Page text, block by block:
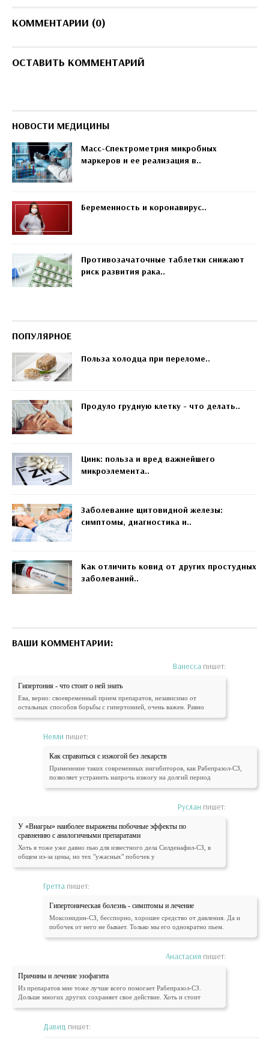
КОММЕНТАРИИ (0)
ОСТАВИТЬ КОММЕНТАРИЙ
НОВОСТИ МЕДИЦИНЫ
Масс-Спектрометрия микробных
маркеров и ее реализация в..
Беременность и коронавирус..
Противозачаточные таблетки снижают
риск развития рака..
ПОПУЛЯРНОЕ
Польза холодца при переломе..
Продуло грудную клетку - что делать..
Цинк: польза и вред важнейшего
микроэлемента..
Заболевание щитовидной железы:
симптомы, диагностика и..
Как отличить ковид от других простудных
заболеваний..
ВАШИ КОММЕНТАРИИ:
Ванесса пишет:
Гипертония - что стоит о ней знать
Ева, верно: своевременный прием препаратов, независимо от
остальных способов борьбы с гипертонией, очень важен. Равно
Нелли пишет:
Как справиться с изжогой без лекарств
Применение таких современных ингибиторов, как Рабепразол-СЗ,
позволяет устранить напрочь изжогу на долгий период
Руслан пишет:
У «Виагры» наиболее выражены побочные эффекты по
сравнению с аналогичными препаратами
Хоть я тоже уже давно пью для известного дела Силденафил-СЗ, в
общем из-за цены, но тех "ужасных" побочек у
Гретта пишет:
Гипертоническая болезнь - симптомы и лечение
Моксонидин-СЗ, бесспорно, хорошее средство от давления. Да и
побочек от него не бывает. Только мы его однократно пьем.
Анастасия пишет:
Причины и лечение эзофагита
Из препаратов мне тоже лучше всего помогает Рабепразол-СЗ.
Дольше многих других сохраняет свое действие. Хоть и стоит
Давид пишет: